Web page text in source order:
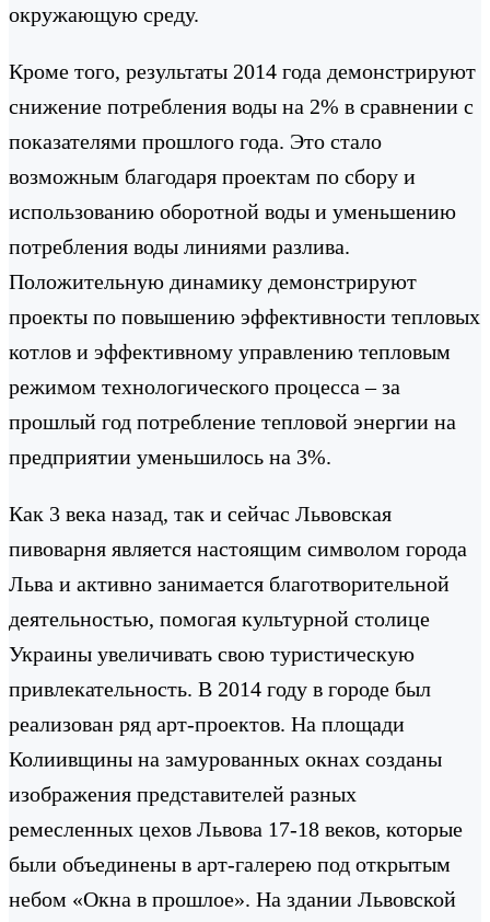
окружающую среду.
Кроме того, результаты 2014 года демонстрируют
снижение потребления воды на 2% в сравнении с
показателями прошлого года. Это стало
возможным благодаря проектам по сбору и
использованию оборотной воды и уменьшению
потребления воды линиями разлива.
Положительную динамику демонстрируют
проекты по повышению эффективности тепловых
котлов и эффективному управлению тепловым
режимом технологического процесса – за
прошлый год потребление тепловой энергии на
предприятии уменьшилось на 3%.
Как 3 века назад, так и сейчас Львовская
пивоварня является настоящим символом города
Льва и активно занимается благотворительной
деятельностью, помогая культурной столице
Украины увеличивать свою туристическую
привлекательность. В 2014 году в городе был
реализован ряд арт-проектов. На площади
Колиивщины на замурованных окнах созданы
изображения представителей разных
ремесленных цехов Львова 17-18 веков, которые
были объединены в арт-галерею под открытым
небом «Окна в прошлое». На здании Львовской